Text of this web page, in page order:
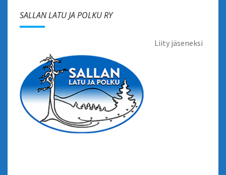
SALLAN LATU JA POLKU RY
Liity jäseneksi